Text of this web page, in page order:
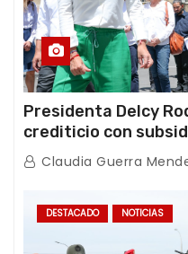
Presidenta Delcy
crediticio con
con Juntas de
Claudia Guerra
DESTACADO NOTICIAS